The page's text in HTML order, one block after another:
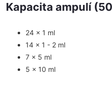
Kapacita ampulí
24 x 1 ml
14 x 1 - 2 ml
7 x 5 ml
5 x 10 ml